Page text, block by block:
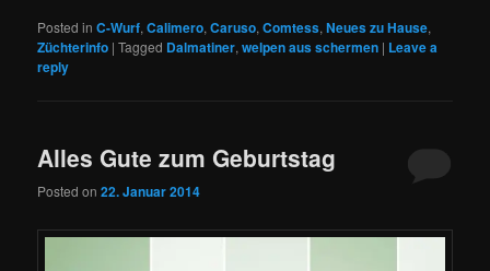
Posted in C-Wurf,Calimero,Caruso,Comtess,Neues zu Hause,
Züchterinfo |Tagged Dalmatiner,welpen aus schermen | Leave a
reply
Alles Gute zum Geburtstag
Posted on22. Januar 2014